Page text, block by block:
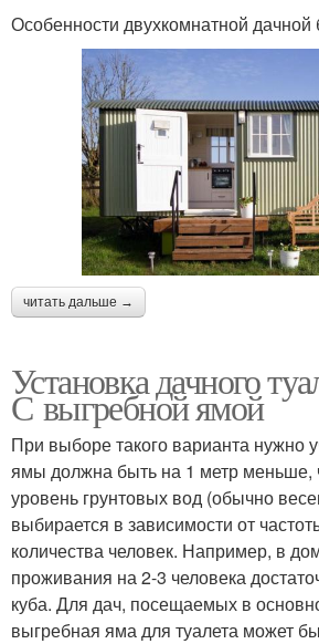
Особенности двухкомнатной дачной
читать дальше →
Установка дачного
С выгребной ямой
При выборе такого варианта нужно
ямы должна быть на 1 метр
уровень грунтовых вод (обычно
выбирается в зависимости от
количества человек. Например, в
проживания на 2-3 человека
куба. Для дач, посещаемых в
выгребная яма для туалета может